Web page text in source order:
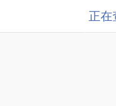
正在